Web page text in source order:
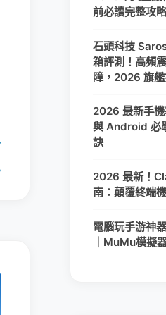
前必讀完整攻略
石頭科技
箱評測！高頻
障，2026 旗
2026 最新手
與 Android 必
訣
2026 最新！
南：顛覆終端
電腦玩手游神
｜MuMu模擬